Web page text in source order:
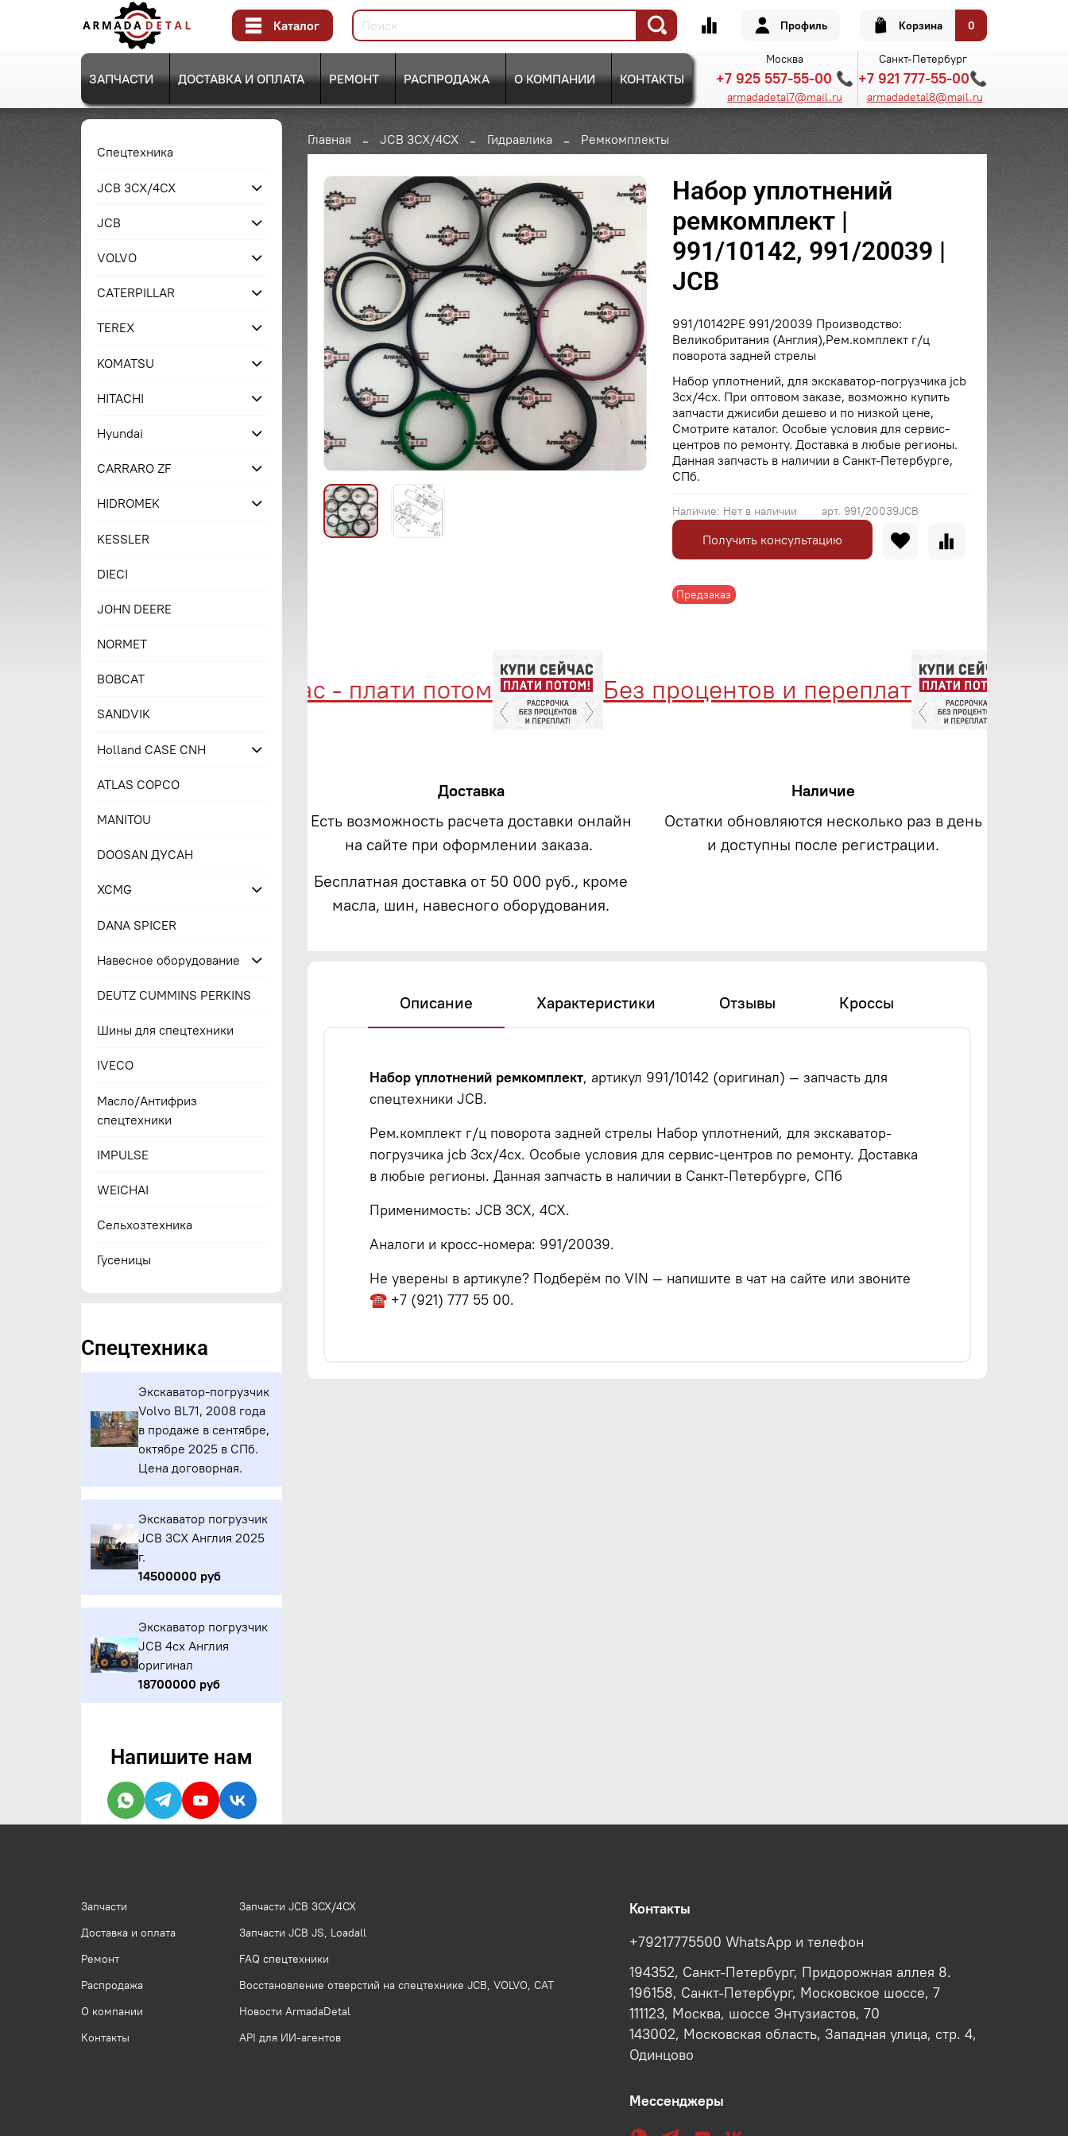
Каталог Профиль Корзина 0
ЗАПЧАСТИ ДОСТАВКА И ОПЛАТА РЕМОНТ РАСПРОДАЖА О КОМПАНИИ КОНТАКТЫ
Москва Санкт-Петербург
+7 925 557-55-00 📞 +7 921 777-55-00📞
armadadetal7@mail.ru armadadetal8@mail.ru
Главная JCB 3CX/4CX Гидравлика Ремкомплекты
арт. 991/20039JCB
Наличие: Нет в наличии
Предзаказ
Набор уплотнений
ремкомплект |
991/10142, 991/20039 |
JCB
Получить консультацию
991/10142PE 991/20039 Производство:
Великобритания (Англия),Рем.комплект г/ц
поворота задней стрелы
Набор уплотнений, для экскаватор-погрузчика jcb
3cx/4cx. При оптовом заказе, возможно купить
запчасти джисиби дешево и по низкой цене,
Смотрите каталог. Особые условия для сервис-
центров по ремонту. Доставка в любые регионы.
Данная запчасть в наличии в Санкт-Петербурге,
СПб.
Купи сейчас - плати потом Без процентов и переплат
Доставка
Есть возможность расчета доставки онлайн
на сайте при оформлении заказа.
Бесплатная доставка от 50 000 руб., кроме
масла, шин, навесного оборудования.
Наличие
Остатки обновляются несколько раз в день
и доступны после регистрации.
Описание Характеристики Отзывы Кроссы
Набор уплотнений ремкомплект, артикул 991/10142 (оригинал) — запчасть для
спецтехники JCB.
Рем.комплект г/ц поворота задней стрелы Набор уплотнений, для экскаватор-
погрузчика jcb 3cx/4cx. Особые условия для сервис-центров по ремонту. Доставка
в любые регионы. Данная запчасть в наличии в Санкт-Петербурге, СПб
Применимость: JCB 3CX, 4CX.
Аналоги и кросс-номера: 991/20039.
Не уверены в артикуле? Подберём по VIN — напишите в чат на сайте или звоните
☎ +7 (921) 777 55 00.
Спецтехника
JCB 3CX/4CX
JCB
VOLVO
CATERPILLAR
TEREX
KOMATSU
HITACHI
Hyundai
CARRARO ZF
HIDROMEK
KESSLER
DIECI
JOHN DEERE
NORMET
BOBCAT
SANDVIK
Holland CASE CNH
ATLAS COPCO
MANITOU
DOOSAN ДУСАН
XCMG
DANA SPICER
Навесное оборудование
DEUTZ CUMMINS PERKINS
Шины для спецтехники
IVECO
Масло/Антифриз
спецтехники
IMPULSE
WEICHAI
Сельхозтехника
Гусеницы
Спецтехника
Экскаватор-погрузчик
Volvo BL71, 2008 года
в продаже в сентябре,
октябре 2025 в СПб.
Цена договорная.
Экскаватор погрузчик
JCB 3CX Англия 2025
г.
14500000 руб
Экскаватор погрузчик
JCB 4cx Англия
оригинал
18700000 руб
Напишите нам
Запчасти
Доставка и оплата
Ремонт
Распродажа
О компании
Контакты
Запчасти JCB 3CX/4CX
Запчасти JCB JS, Loadall
FAQ спецтехники
Восстановление отверстий на спецтехнике JCB, VOLVO, CAT
Новости ArmadaDetal
API для ИИ-агентов
Контакты
+79217775500 WhatsApp и телефон
194352, Санкт-Петербург, Придорожная аллея 8.
196158, Санкт-Петербург, Московское шоссе, 7
111123, Москва, шоссе Энтузиастов, 70
143002, Московская область, Западная улица, стр. 4,
Одинцово
Мессенджеры